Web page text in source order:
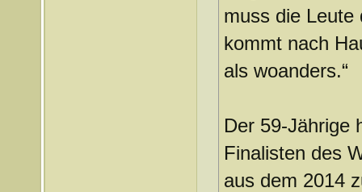
muss die Leute
kommt nach
als woanders.“
Der 59-Jährige
Finalisten des
aus dem 2014